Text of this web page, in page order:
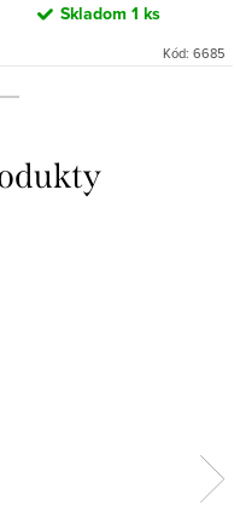
Skladom 1 ks
Kód: 6685